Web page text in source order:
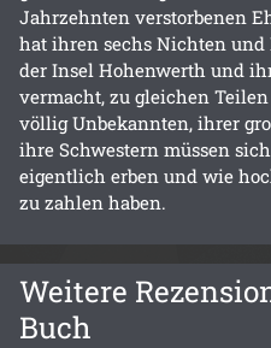
Jahrzehnten verstorbenen
hat ihren sechs Nichten und
der Insel Hohenwerth und
vermacht, zu gleichen
völlig Unbekannten, ihrer
ihre Schwestern müssen
eigentlich erben und wie
zu zahlen haben.
Weitere
Buch